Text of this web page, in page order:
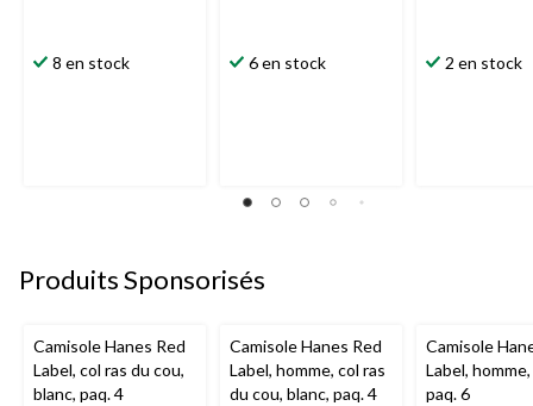
8 en stock 6 en stock 2 en stock
Produits Sponsorisés
Camisole Hanes Red
Label, col ras du cou,
blanc, paq. 4
Camisole Hanes Red
Label, homme, col ras
du cou, blanc, paq. 4
Camisole
Label,
paq. 6